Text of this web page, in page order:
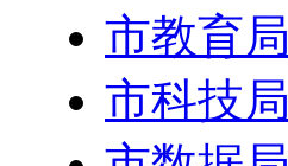
市教育局
市科技局